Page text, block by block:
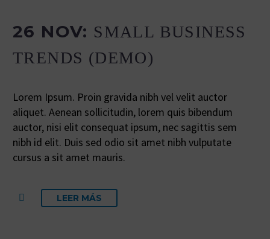
26 NOV: SMALL BUSINESS
TRENDS (DEMO)
Lorem Ipsum. Proin gravida nibh vel velit auctor
aliquet. Aenean sollicitudin, lorem quis bibendum
auctor, nisi elit consequat ipsum, nec sagittis sem
nibh id elit. Duis sed odio sit amet nibh vulputate
cursus a sit amet mauris.
LEER MÁS